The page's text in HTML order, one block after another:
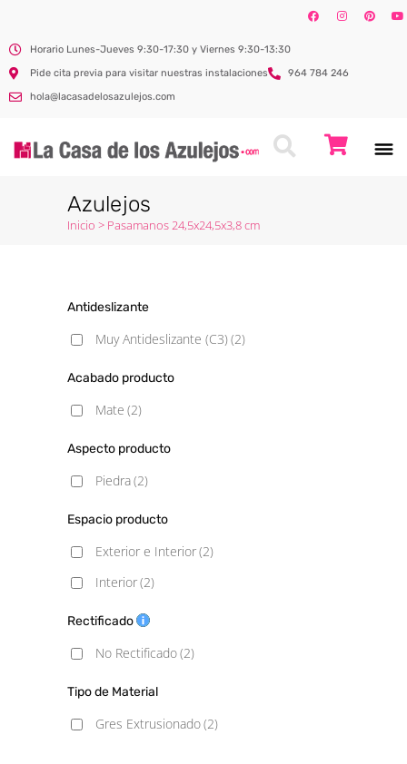
Horario Lunes-Jueves 9:30-17:30 y Viernes 9:30-13:30
Pide cita previa para visitar nuestras instalaciones
964 784 246
hola@lacasadelosazulejos.com
Azulejos
Inicio > Pasamanos 24,5x24,5x3,8 cm
Antideslizante
Muy Antideslizante (C3)(2)
Acabado producto
Mate (2)
Aspecto producto
Piedra(2)
Espacio producto
Exterior e Interior(2)
Interior(2)
Rectificado
No Rectificado(2)
Tipo de Material
Gres Extrusionado(2)